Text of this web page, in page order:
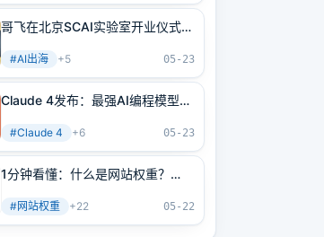
哥飞在北京SCAI实验室开业仪式上
#AI出海 +5 05-23
Claude 4发布：最强AI编程模型
#Claude 4 +6 05-23
1分钟看懂：什么是网站权重？
南（原创不易）
#网站权重 +22 05-22